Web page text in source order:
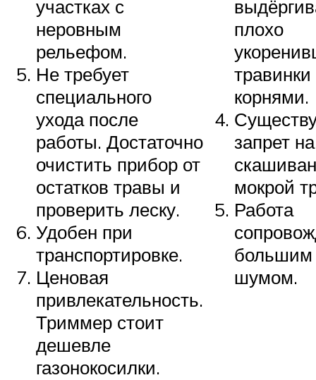
участках с
неровным
рельефом.
Не требует
специального
ухода после
работы. Достаточно
очистить прибор от
остатков травы и
проверить леску.
Удобен при
транспортировке.
Ценовая
привлекательность.
Триммер стоит
дешевле
газонокосилки.
плохо
травинки
корнями.
запрет на
мокрой
Работа
большим
шумом.